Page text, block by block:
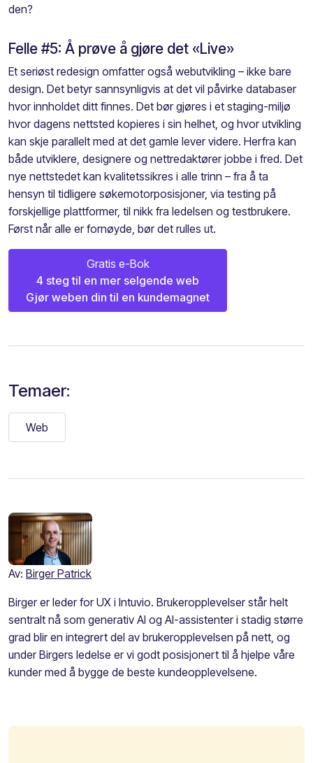
den?
Felle #5: Å prøve å gjøre det «Live»
Et seriøst redesign omfatter også webutvikling – ikke bare
design. Det betyr sannsynligvis at det vil påvirke databaser
hvor innholdet ditt finnes. Det bør gjøres i et staging-miljø
hvor dagens nettsted kopieres i sin helhet, og hvor utvikling
kan skje parallelt med at det gamle lever videre. Herfra kan
både utviklere, designere og nettredaktører jobbe i fred. Det
nye nettstedet kan kvalitetssikres i alle trinn – fra å ta
hensyn til tidligere søkemotorposisjoner, via testing på
forskjellige plattformer, til nikk fra ledelsen og testbrukere.
Først når alle er fornøyde, bør det rulles ut.
Gratis e-Bok
4 steg til en mer selgende web
Gjør weben din til en kundemagnet
Temaer:
Web
Av: Birger Patrick
Birger er leder for UX i Intuvio. Brukeropplevelser står helt
sentralt nå som generativ AI og AI-assistenter i stadig større
grad blir en integrert del av brukeropplevelsen på nett, og
under Birgers ledelse er vi godt posisjonert til å hjelpe våre
kunder med å bygge de beste kundeopplevelsene.